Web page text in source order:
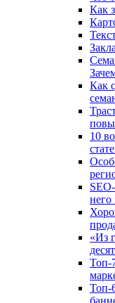
Как
Как
10
него
«Из
Топ-
Топ-